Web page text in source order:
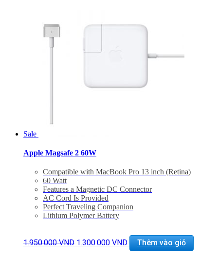
Sale
Apple Magsafe 2 60W
Compatible with MacBook Pro 13 inch (Retina)
60 Watt
Features a Magnetic DC Connector
AC Cord Is Provided
Perfect Traveling Companion
Lithium Polymer Battery
1.950.000VND Giá
gốc
1.300.000 VND Giá
hiện
Thêm vào giỏ